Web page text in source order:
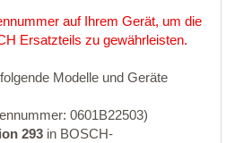
auf Ihrem Gerät, um die
Ersatzteils zu gewährleisten.
Modelle und Geräte
0601B22503)
293 in BOSCH-